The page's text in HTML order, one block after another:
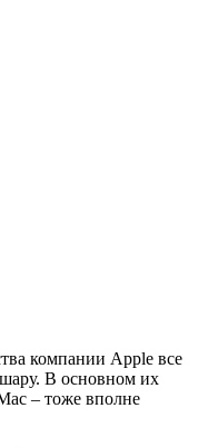
компании Apple все
В основном их
– тоже вполне